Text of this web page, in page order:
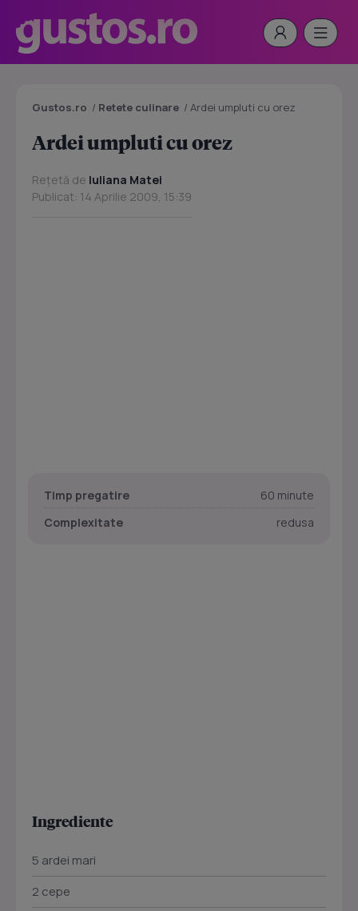
Gustos.ro / Retete culinare / Ardei umpluti cu orez
Ardei umpluti cu orez
Rețetă de Iuliana Matei
Publicat: 14 Aprilie 2009, 15:39
Timp pregatire
60 minute
Complexitate
redusa
Ingrediente
5 ardei mari
2 cepe